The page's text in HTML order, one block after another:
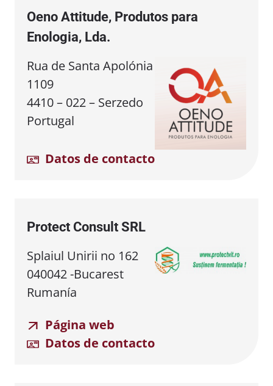
Oeno Attitude, Produtos para
Enologia, Lda.
Rua de Santa Apolónia
1109
4410 – 022 – Serzedo
Portugal
Datos de contacto
Protect Consult SRL
Splaiul Unirii no 162
040042 -Bucarest
Rumanía
Página web
Datos de contacto